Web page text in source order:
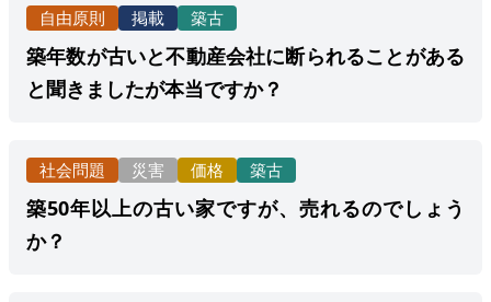
自由原則 掲載 築古
築年数が古いと不動産会社に断られることがある
と聞きましたが本当ですか？
社会問題 災害 価格 築古
築50年以上の古い家ですが、売れるのでしょう
か？